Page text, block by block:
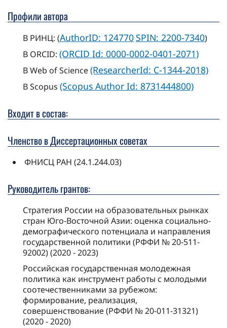
Профили автора
В РИНЦ: (AuthorID: 124770 SPIN: 2200-7340)
В ORCID: (ORCID Id: 0000-0002-0401-2071)
В Web of Science(ResearcherId: C-1344-2018)
В Scopus (Scopus Author Id: 8731444800)
Входит в состав:
Членство в Диссертационных советах
ФНИСЦ РАН (24.1.244.03)
Руководитель грантов:
Стратегия России на образовательных рынках
стран Юго-Восточной Азии: оценка социально-
демографического потенциала и направления
государственной политики (РФФИ № 20-511-
92002) (2020 - 2023)
Российская государственная молодежная
политика как инструмент работы с молодыми
соотечественниками за рубежом:
формирование, реализация,
совершенствование (РФФИ № 20-011-31321)
(2020 - 2020)